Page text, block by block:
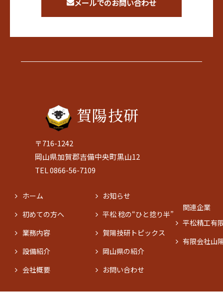
メールでのお問い合わせ
賀陽技研
〒716-1242
岡山県加賀郡吉備中央町黒山12
TEL 0866-56-7109
ホーム
初めての方へ
業務内容
設備紹介
会社概要
お知らせ
平松 稔の“ひと捻り半”
賀陽技研トピックス
岡山県の紹介
お問い合わせ
関連企業
平松精工有
有限会社山